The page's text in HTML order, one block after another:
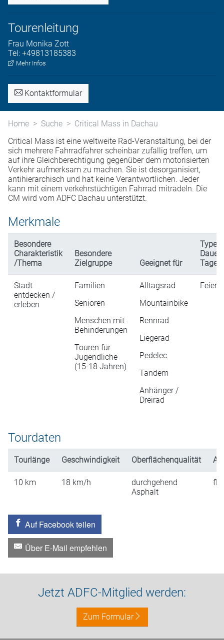
Tourenleitung
Frau Monika Zott
Tel: +49813185383
Mehr Infos
Kontaktformular
Home Suche
Critical Mass in Dachau
Critical Mass ist eine weltweite Rad-Veranstaltung, bei der
sich mehrere Fahrradfahrer scheinbar zufällig treffen, um
auf ihre Gleichberechtigung gegenüber dem motorisierten
Verkehr aufmerksam zu machen. Sie ist desorganisiert,
antihierarchisch und hat keine Verantwortlichen. Jeder
kann mit einem verkehrstüchtigen Fahrrad mitradeln. Die
CM wird vom ADFC Dachau unterstützt.
Merkmale
Besondere
Charakteristik
/Thema
Besondere
Zielgruppe
Geeignet für
Typen
Dauer
Stadt
entdecken /
erleben
Familien
Senioren
Menschen mit
Behinderungen
Touren für
Jugendliche
(15-18 Jahren)
Alltagsrad
Mountainbike
Rennrad
Liegerad
Pedelec
Tandem
Anhänger /
Dreirad
Tourdaten
Tourlänge Geschwindigkeit Oberflächenqualität
10 km 18 km/h
durchgehend
Asphalt
Auf Facebook teilen
Über E-Mail empfehlen
Jetzt ADFC-Mitglied werden:
Zum Formular